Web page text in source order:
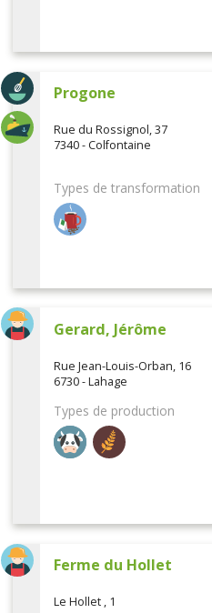
Progone
Rue du Rossignol, 37
7340 - Colfontaine
Types de transformation
Gerard, Jérôme
Rue Jean-Louis-Orban, 16
6730 - Lahage
Types de production
Ferme du Hollet
Le Hollet , 1